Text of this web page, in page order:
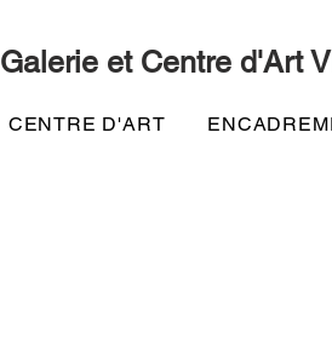
Galerie et Centre d'Art
CENTRE D'ART